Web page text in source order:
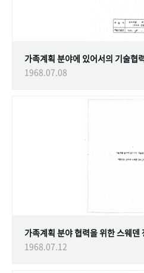
1968.07.08
가족계획 분야 협력을 위한 스웨덴
1968.07.12